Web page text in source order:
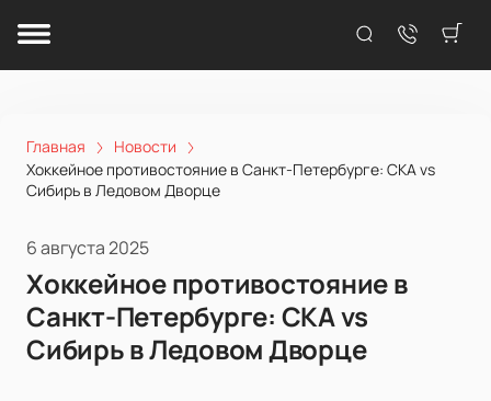
Главная
Новости
Хоккейное противостояние в Санкт-Петербурге: СКА vs
Сибирь в Ледовом Дворце
6 августа 2025
Хоккейное противостояние в
Санкт-Петербурге: СКА vs
Сибирь в Ледовом Дворце